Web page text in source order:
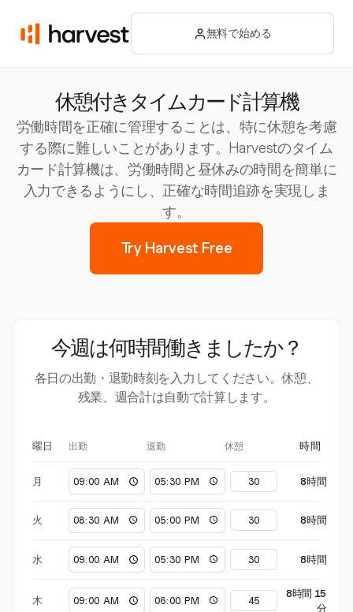
無料で始める
休憩付きタイムカード計算機
労働時間を正確に管理することは、特に休憩を考慮
する際に難しいことがあります。Harvestのタイム
カード計算機は、労働時間と昼休みの時間を簡単に
入力できるようにし、正確な時間追跡を実現しま
す。
Try Harvest Free
今週は何時間働きましたか？
各日の出勤・退勤時刻を入力してください。休憩、
残業、週合計は自動で計算します。
曜日 出勤 退勤 休憩 時間
月 8時間
火 8時間
水 8時間
木
8時間 15
分